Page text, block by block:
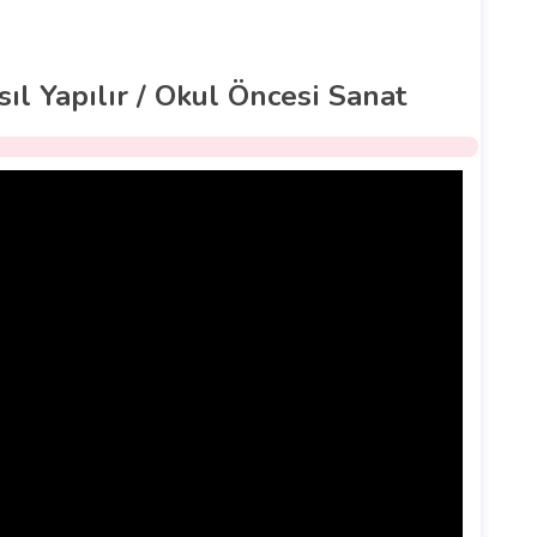
Yapılır / Okul Öncesi Sanat